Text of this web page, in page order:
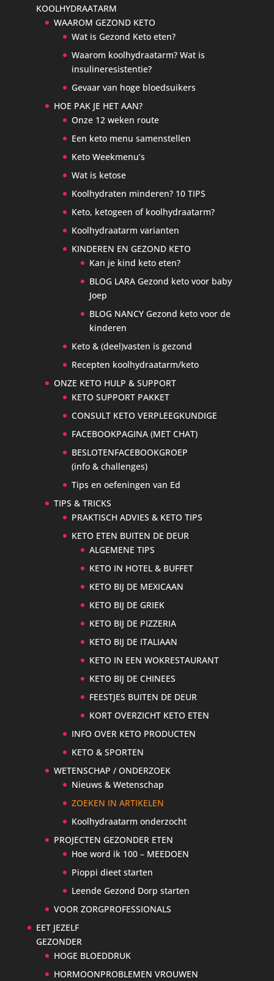
KOOLHYDRAATARM
WAAROM GEZOND KETO
Wat is Gezond Keto eten?
Waarom koolhydraatarm? Wat is
insulineresistentie?
Gevaar van hoge bloedsuikers
HOE PAK JE HET AAN?
Onze 12 weken route
Een keto menu samenstellen
Keto Weekmenu’s
Wat is ketose
Koolhydraten minderen? 10 TIPS
Keto, ketogeen of koolhydraatarm?
Koolhydraatarm varianten
KINDEREN EN GEZOND KETO
Kan je kind keto eten?
BLOG LARA Gezond keto voor baby
Joep
BLOG NANCY Gezond keto voor de
kinderen
Keto & (deel)vasten is gezond
Recepten koolhydraatarm/keto
ONZE KETO HULP & SUPPORT
KETO SUPPORT PAKKET
CONSULT KETO VERPLEEGKUNDIGE
FACEBOOKPAGINA (MET CHAT)
BESLOTENFACEBOOKGROEP
(info & challenges)
Tips en oefeningen van Ed
TIPS & TRICKS
PRAKTISCH ADVIES & KETO TIPS
KETO ETEN BUITEN DE DEUR
ALGEMENE TIPS
KETO IN HOTEL & BUFFET
KETO BIJ DE MEXICAAN
KETO BIJ DE GRIEK
KETO BIJ DE PIZZERIA
KETO BIJ DE ITALIAAN
KETO IN EEN WOKRESTAURANT
KETO BIJ DE CHINEES
FEESTJES BUITEN DE DEUR
KORT OVERZICHT KETO ETEN
INFO OVER KETO PRODUCTEN
KETO & SPORTEN
WETENSCHAP / ONDERZOEK
Nieuws & Wetenschap
ZOEKEN IN ARTIKELEN
Koolhydraatarm onderzocht
PROJECTEN GEZONDER ETEN
Hoe word ik 100 – MEEDOEN
Pioppi dieet starten
Leende Gezond Dorp starten
VOOR ZORGPROFESSIONALS
EET JEZELF
GEZONDER
HOGE BLOEDDRUK
HORMOONPROBLEMEN VROUWEN